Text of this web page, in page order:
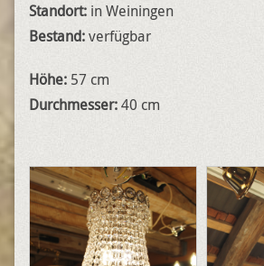
Standort: in Weiningen
Bestand:verfügbar
Höhe: 57 cm
Durchmesser:40 cm